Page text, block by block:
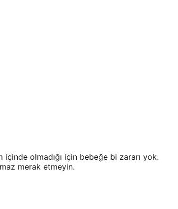
olmadığı için bebeğe bi zararı yok.
merak etmeyin.